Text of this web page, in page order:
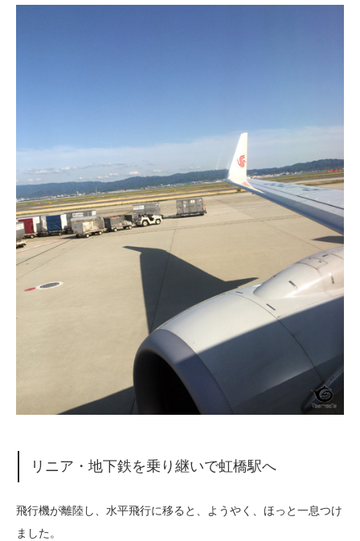
リニア・地下鉄を乗り継いで虹橋駅へ
飛行機が離陸し、水平飛行に移ると、ようやく、ほっと一息つけ
ました。